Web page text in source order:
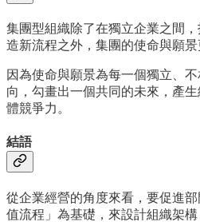
集團型組織除了在獨立企業之間
造新流程之外，集團的使命與願景
因為使命與願景為每一個獨立、
向，勾畫出一個共同的未來，產
體競爭力。
結語
從企業經營的角度來看，要促進
值流程」為基礎，來設計組織架